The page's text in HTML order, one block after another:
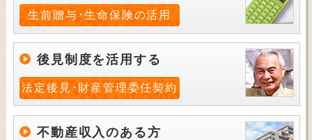
生前贈与･生命保険の活用
後見制度を活用する
法定後見･財産管理委任契約
不動産収入のある方